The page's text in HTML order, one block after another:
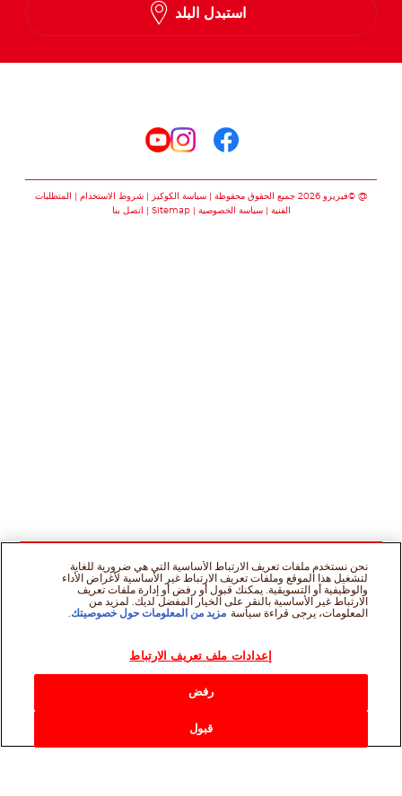
استبدل البلد
@ ©فيريرو 2026 جميع الحقوق محفوظة سياسة الكوكيز شروط الاستخدام
المتطلبات
الفنية
سياسة الخصوصية Sitemap اتصل بنا
نحن نستخدم ملفات تعريف الارتباط الأساسية التي هي ضرورية للغاية
لتشغيل هذا الموقع وملفات تعريف الارتباط غير الأساسية لأغراض الأداء
والوظيفية أو التسويقية. يمكنك قبول أو رفض أو إدارة ملفات تعريف
الارتباط غير الأساسية بالنقر على الخيار المفضل لديك. لمزيد من
المعلومات، يرجى قراءة سياسة مزيد من المعلومات حول خصوصيتك
إعدادات ملف تعريف الارتباط
رفض
قبول